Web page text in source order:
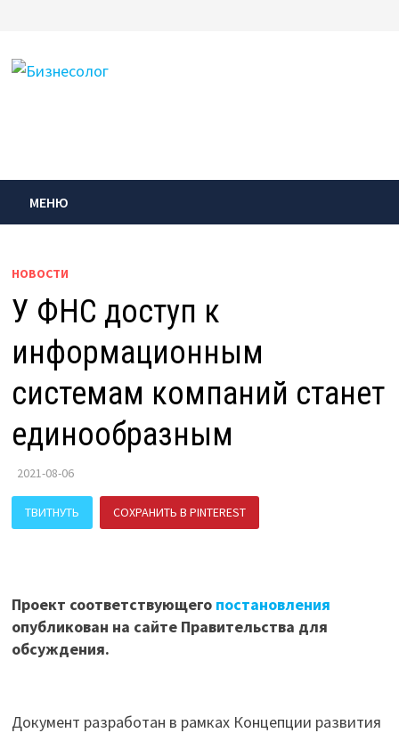
содержимому
МЕНЮ
НОВОСТИ
У ФНС доступ к
информационным
системам компаний станет
единообразным
2021-08-06
ТВИТНУТЬ СОХРАНИТЬ В PINTEREST
Проект соответствующего постановления
опубликован на сайте Правительства для
обсуждения.
Документ разработан в рамках Концепции развития